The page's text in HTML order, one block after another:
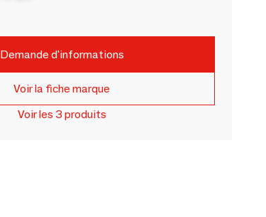
Demande d'informations
Voir la fiche marque
Voir les 3 produits